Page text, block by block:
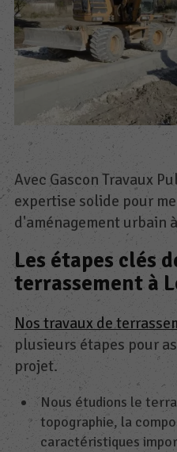
Avec Gascon Travaux
expertise solide pour
d'aménagement urbain
Les étapes clés
terrassement à
Nos travaux de
plusieurs étapes pour
projet.
Nous étudions le
topographie, la
caractéristiques